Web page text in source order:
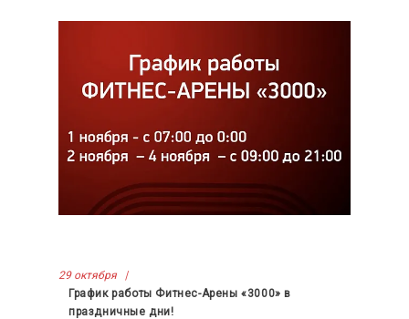
29 октября
График работы Фитнес-Арены «3000» в
праздничные дни!